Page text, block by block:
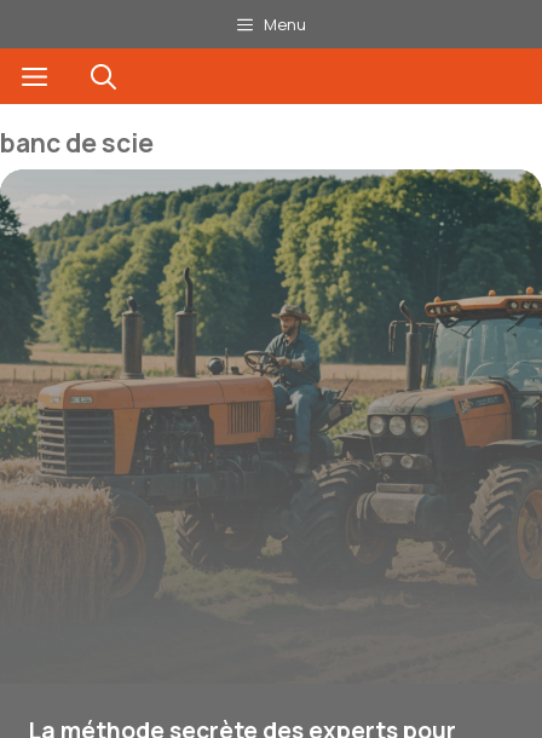
au
contenu
Menu
Menu
banc de scie
La méthode secrète des experts pour